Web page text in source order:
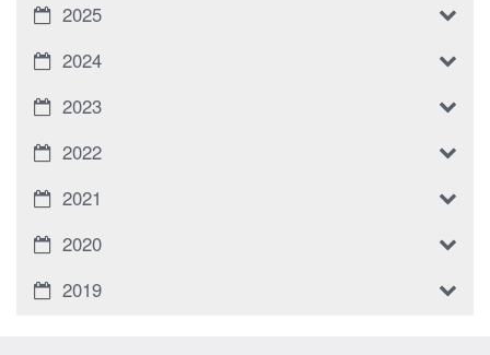
2025
2024
2023
2022
2021
2020
2019